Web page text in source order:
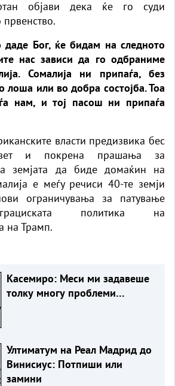
објави дека ќе го суди
првенство.
даде Бог, ќе бидам на следното
нас зависи да го одбраниме
Сомалија ни припаѓа, без
лоша или во добра состојба. Тоа
нам, и тој пасош ни припаѓа
власти предизвика бес
и покрена прашања за
земјата да биде домаќин на
е меѓу речиси 40-те земји
ограничувања за патување
политика на
на Трамп.
Касемиро: Меси ми задавеше
толку многу проблеми…
Ултиматум на Реал Мадрид до
Винисиус: Потпиши или
замини